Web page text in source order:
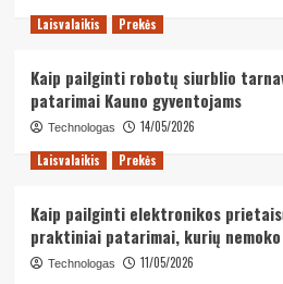
Laisvalaikis
Prekės
Kaip pailginti robotų siurblio
patarimai Kauno gyventojams
Technologas
14/05/2026
Laisvalaikis
Prekės
Kaip pailginti elektronikos
praktiniai patarimai, kurių
Technologas 11/05/2026